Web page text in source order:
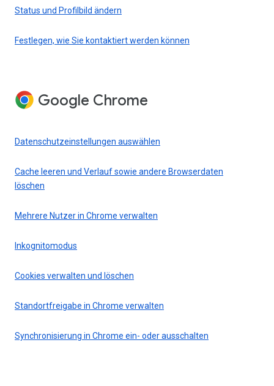
Status und Profilbild ändern
Festlegen, wie Sie kontaktiert werden können
Google Chrome
Datenschutzeinstellungen auswählen
Cache leeren und Verlauf sowie andere Browserdaten
löschen
Mehrere Nutzer in Chrome verwalten
Inkognitomodus
Cookies verwalten und löschen
Standortfreigabe in Chrome verwalten
Synchronisierung in Chrome ein- oder ausschalten